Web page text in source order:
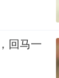
回马一